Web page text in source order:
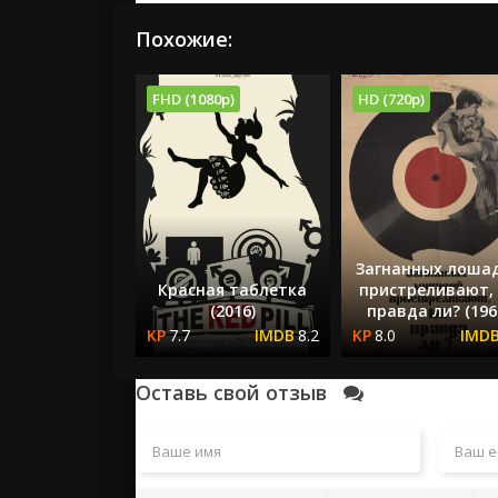
Похожие:
FHD (1080p)
Красная таблетка
(2016)
7.7
8.2
HD (720p)
Загнанных
пристреливают,
правда ли?
8.0
Оставь свой отзыв